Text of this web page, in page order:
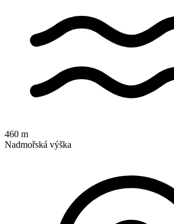
460 m
Nadmořská výška